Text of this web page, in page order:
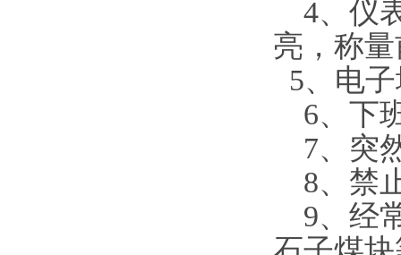
4、仪
亮，称
5、电
6、下
7、突
8、禁
9、经